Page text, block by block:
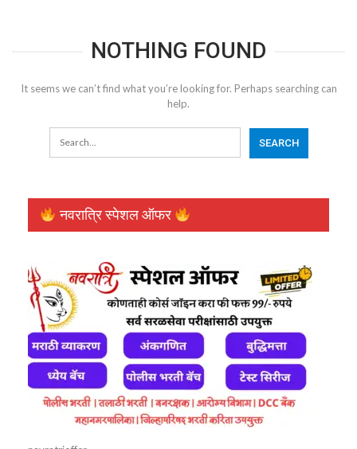
NOTHING FOUND
It seems we can’t find what you’re looking for. Perhaps searching can
help.
नवरात्रि स्पेशल ऑफर